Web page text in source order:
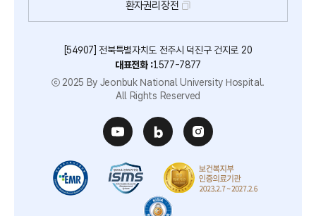
환자권리장전
[54907] 전북특별자치도 전주시 덕진구 건지로 20
대표전화 :1577-7877
ⓒ 2025 By Jeonbuk National University Hospital.
All Rights Reserved